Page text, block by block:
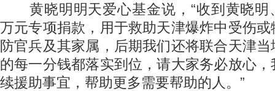
黄晓明明天爱心基金说，“收到黄晓明
万元专项捐款，用于救助天津爆炸中受伤
防官兵及其家属，后期我们还将联合天津
的每一分钱都落实到位，请大家务必放心
续援助事宜，帮助更多需要帮助的人。”